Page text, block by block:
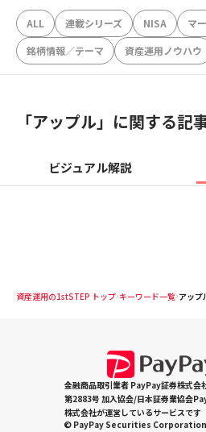
ALL 連載シリーズ NISA マ
銘柄情報／テーマ
資産運用ノウハウ
「アップル」に関する記
ビジュアル解説
資産運用の1stSTEP トップ キーワード一覧 アップ
金融商品取引業者 PayPay証券株式会
第2883号 加入協会/日本証券業協会
株式会社が運営しているサービスです
© PayPay Securities